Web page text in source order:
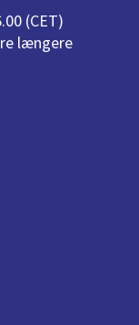
(CET)
længere